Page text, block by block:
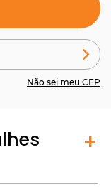
Não sei meu CEP